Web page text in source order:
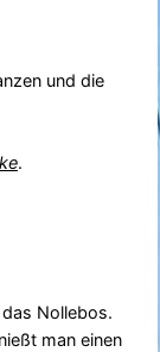
und die
.
Nollebos.
man einen